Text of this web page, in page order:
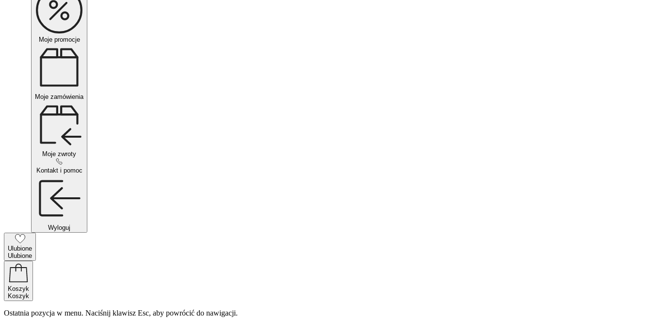
Moje promocje
Moje zamówienia
Moje zwroty
Kontakt i pomoc
Wyloguj
Ulubione
Ulubione
Koszyk
Koszyk
Ostatnia pozycja w menu. Naciśnij klawisz Esc, aby powrócić do nawigacji.